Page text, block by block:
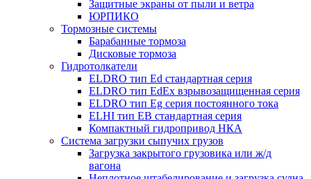
Защитные экраны от пыли и ветра
ЮРПИКО
Тормозные системы
Барабанные тормоза
Дисковые тормоза
Гидротолкатели
ELDRO тип Ed стандартная серия
ELDRO тип EdEx взрывозащищенная серия
ELDRO тип Eg серия постоянного тока
ELHI тип ЕВ стандартная серия
Компактный гидропривод НКА
Система загрузки сыпучих грузов
Загрузка закрытого грузовика или ж/д
вагона